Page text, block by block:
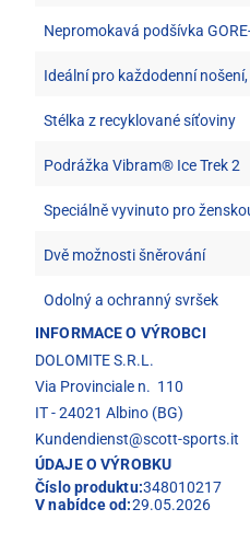
Nepromokavá podšívka
Ideální pro každodenní
Stélka z recyklované síťoviny
Podrážka Vibram® Ice Trek 2
Speciálně vyvinuto pro
Dvě možnosti šněrování
Odolný a ochranný svršek
INFORMACE O VÝROBCI
DOLOMITE S.R.L.
Via Provinciale n. 110
IT - 24021 Albino (BG)
Kundendienst@scott-sports.it
ÚDAJE O VÝROBKU
Číslo produktu:348010217
V nabídce od:29.05.2026